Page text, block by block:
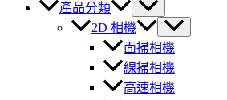
產品分類
2D 相機
面掃相機
線掃相機
高速相機